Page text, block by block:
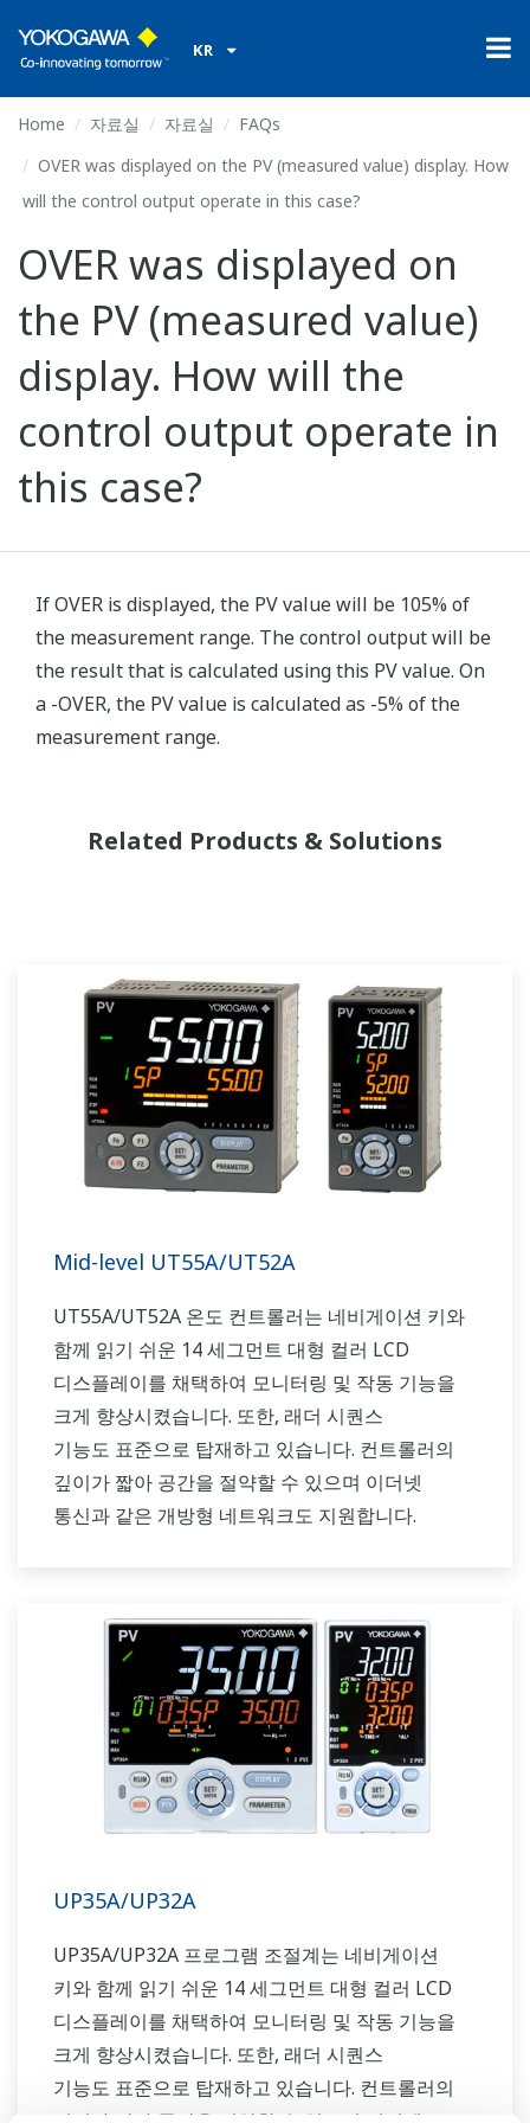
KR
Home 자료실 자료실
FAQs
OVER was displayed on the PV (measured value) display. How
will the control output operate in this case?
OVER was displayed on
the PV (measured value)
display. How will the
control output operate in
this case?
If OVER is displayed, the PV value will be 105% of
the measurement range. The control output will be
the result that is calculated using this PV value. On
a -OVER, the PV value is calculated as -5% of the
measurement range.
Related Products & Solutions
Mid-level UT55A/UT52A
UT55A/UT52A 온도 컨트롤러는 네비게이션 키와
함께 읽기 쉬운 14 세그먼트 대형 컬러 LCD
디스플레이를 채택하여 모니터링 및 작동 기능을
크게 향상시켰습니다. 또한, 래더 시퀀스
기능도 표준으로 탑재하고 있습니다. 컨트롤러의
깊이가 짧아 공간을 절약할 수 있으며 이더넷
통신과 같은 개방형 네트워크도 지원합니다.
UP35A/UP32A
UP35A/UP32A 프로그램 조절계는 네비게이션
키와 함께 읽기 쉬운 14 세그먼트 대형 컬러 LCD
디스플레이를 채택하여 모니터링 및 작동 기능을
크게 향상시켰습니다. 또한, 래더 시퀀스
기능도 표준으로 탑재하고 있습니다. 컨트롤러의